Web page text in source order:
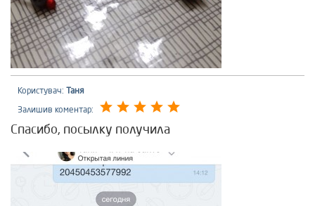
Користувач: Таня
Залишив коментар:
Спасибо, посылку получила